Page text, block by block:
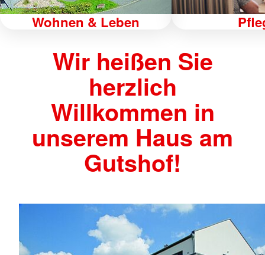
Wohnen & Leben
Wir heißen Sie
herzlich
Willkommen in
unserem Haus am
Gutshof!